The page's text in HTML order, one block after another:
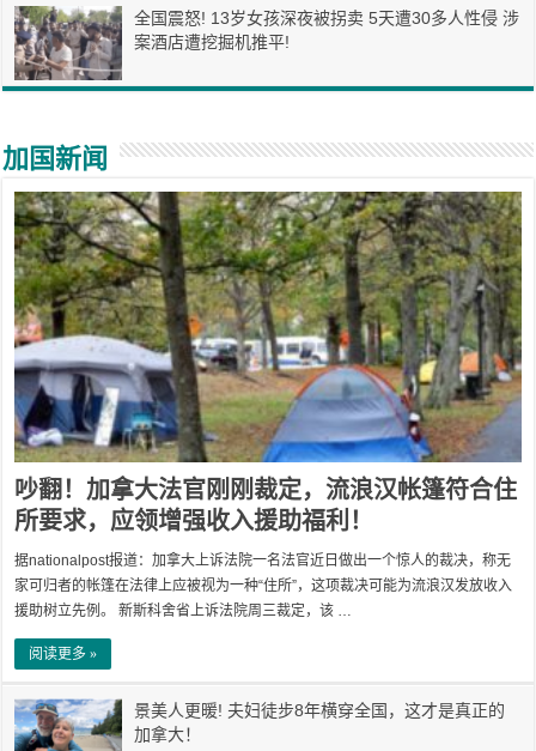
全国震怒! 13岁女孩深夜被拐卖 5天遭30多人性侵 涉
案酒店遭挖掘机推平!
加国新闻
吵翻！加拿大法官刚刚裁定，流浪汉帐篷符合住
所要求，应领增强收入援助福利！
据nationalpost报道：加拿大上诉法院一名法官近日做出一个惊人的裁决，称无
家可归者的帐篷在法律上应被视为一种“住所”，这项裁决可能为流浪汉发放收入
援助树立先例。 新斯科舍省上诉法院周三裁定，该 …
阅读更多 »
景美人更暖! 夫妇徒步8年横穿全国，这才是真正的
加拿大！